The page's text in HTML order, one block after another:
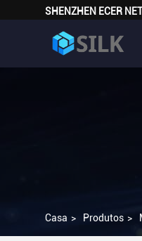
SHENZHEN ECER
Casa > Produtos >